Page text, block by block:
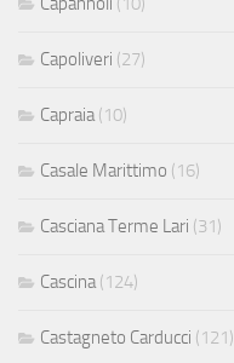
Capoliveri (27)
Capraia (10)
Casale Marittimo (16)
Casciana Terme Lari (31)
Cascina (124)
Castagneto Carducci (121)